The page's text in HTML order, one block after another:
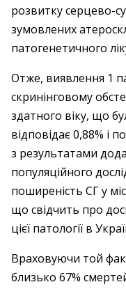
розвитку серцево-­
зумовлених
патогенетичного
Отже, виявлення 1
скринінговому
здатного віку, що
відповідає 0,88% і
з результатами
популяційного
поширеність СГ у
що свідчить про
цієї патології в
Враховуючи той
близько 67%